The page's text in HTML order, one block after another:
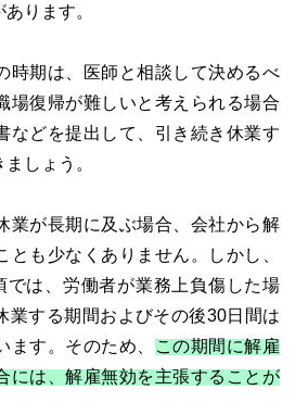
ります。
時期は、医師と相談して決めるべ
場復帰が難しいと考えられる場合
などを提出して、引き続き休業す
しょう。
業が長期に及ぶ場合、会社から解
とも少なくありません。しかし、
では、労働者が業務上負傷した場
業する期間およびその後30日間は
ます。そのため、
この期間に解雇
には、解雇無効を主張することが